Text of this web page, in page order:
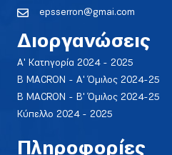
epsserron@gmai.com
Διοργανώσεις
Α' Κατηγορία 2024 - 2025
Β MACRON - Α' Όμιλος 2024-25
Β MACRON - Β' Όμιλος 2024-25
Κύπελλο 2024 - 2025
Πληροφορίες